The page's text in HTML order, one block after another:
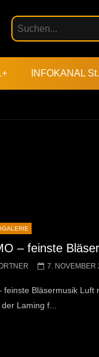
INFOKANAL
– feinste
7. NOVEMBER
feinste Bläsermusik
Laming f...